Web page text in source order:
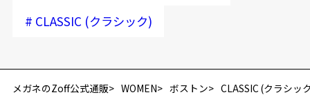
# CLASSIC (クラシック)
メガネのZoff公式通販 WOMEN ボストン CLASSIC (クラシッ